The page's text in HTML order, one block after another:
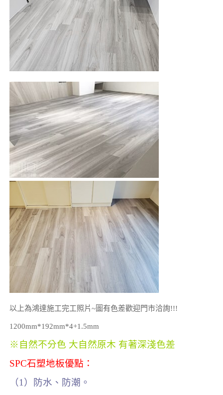
以上為鴻達施工完工照片~圖有色差歡迎門市洽詢!!!
1200mm*192mm*4+1.5mm
※自然不分色 大自然原木 有著深淺色差
SPC石塑地板優點：
（1）防水、防潮。